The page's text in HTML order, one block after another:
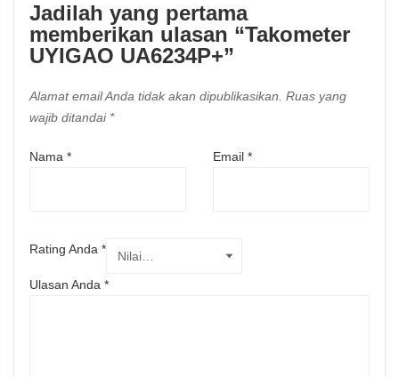
Jadilah yang pertama
memberikan ulasan “Takometer
UYIGAO UA6234P+”
Alamat email Anda tidak akan dipublikasikan. Ruas yang
wajib ditandai *
Nama * Email *
Rating Anda *
Ulasan Anda *